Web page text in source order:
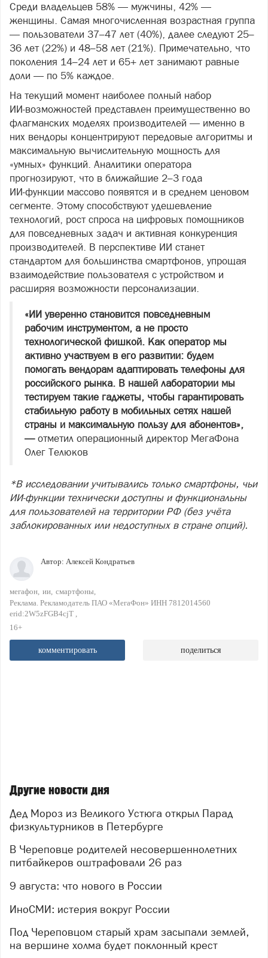
Среди владельцев 58% — мужчины, 42% —
женщины. Самая многочисленная возрастная группа
— пользователи 37–47 лет (40%), далее следуют 25–
36 лет (22%) и 48–58 лет (21%). Примечательно, что
поколения 14–24 лет и 65+ лет занимают равные
доли — по 5% каждое.
На текущий момент наиболее полный набор
ИИ‑возможностей представлен преимущественно во
флагманских моделях производителей — именно в
них вендоры концентрируют передовые алгоритмы и
максимальную вычислительную мощность для
«умных» функций. Аналитики оператора
прогнозируют, что в ближайшие 2–3 года
ИИ‑функции массово появятся и в среднем ценовом
сегменте. Этому способствуют удешевление
технологий, рост спроса на цифровых помощников
для повседневных задач и активная конкуренция
производителей. В перспективе ИИ станет
стандартом для большинства смартфонов, упрощая
взаимодействие пользователя с устройством и
расширяя возможности персонализации.
«ИИ уверенно становится повседневным
рабочим инструментом, а не просто
технологической фишкой. Как оператор мы
активно участвуем в его развитии: будем
помогать вендорам адаптировать телефоны для
российского рынка. В нашей лаборатории мы
тестируем такие гаджеты, чтобы гарантировать
стабильную работу в мобильных сетях нашей
страны и максимальную пользу для абонентов»,
—отметил операционный директор МегаФона
Олег Телюков
*В исследовании учитывались только смартфоны, чьи
ИИ‑функции технически доступны и функциональны
для пользователей на территории РФ (без учёта
заблокированных или недоступных в стране опций).
Автор: Алексей Кондратьев
мегафон ии смартфоны
Реклама. Рекламодатель ПАО «МегаФон» ИНН 7812014560
erid:2W5zFGB4cjT
16+
комментировать поделиться
Другие новости дня
Дед Мороз из Великого Устюга открыл Парад
физкультурников в Петербурге
В Череповце родителей несовершеннолетних
питбайкеров оштрафовали 26 раз
9 августа: что нового в России
ИноСМИ: истерия вокруг России
Под Череповцом старый храм засыпали землей,
на вершине холма будет поклонный крест